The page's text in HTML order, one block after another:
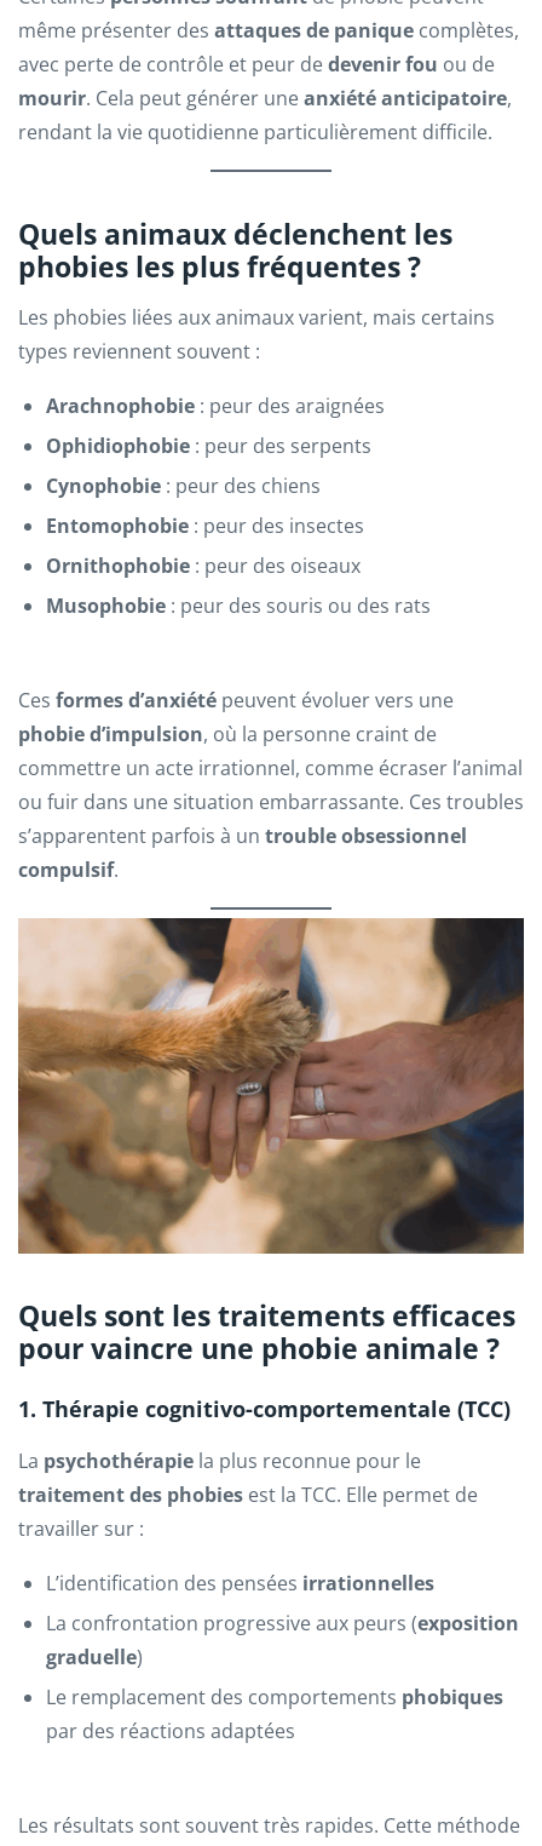
même présenter des attaques de panique complètes,
avec perte de contrôle et peur dedevenir fou ou de
mourir. Cela peut générer uneanxiété anticipatoire,
rendant la vie quotidienne particulièrement difficile.
Quels animaux déclenchent les
phobies les plus fréquentes ?
Les phobies liées aux animaux varient, mais certains
types reviennent souvent :
Arachnophobie : peur des araignées
Ophidiophobie : peur des serpents
Cynophobie : peur des chiens
Entomophobie : peur des insectes
Ornithophobie : peur des oiseaux
Musophobie : peur des souris ou des rats
Ces formes d’anxiété peuvent évoluer vers une
phobie d’impulsion, où la personne craint de
commettre un acte irrationnel, comme écraser l’animal
ou fuir dans une situation embarrassante. Ces troubles
s’apparentent parfois à un trouble obsessionnel
compulsif.
Quels sont les traitements efficaces
pour vaincre une phobie animale ?
1. Thérapie cognitivo-comportementale (TCC)
La psychothérapie la plus reconnue pour le
traitement des phobies est la TCC. Elle permet de
travailler sur :
L’identification des pensées irrationnelles
La confrontation progressive aux peurs (exposition
graduelle)
Le remplacement des comportements phobiques
par des réactions adaptées
Les résultats sont souvent très rapides. Cette méthode